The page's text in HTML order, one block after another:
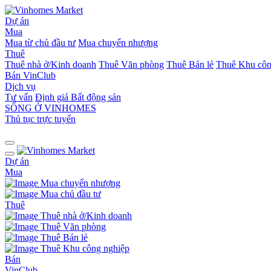
Dự án
Mua
Mua từ chủ đầu tư Mua chuyển nhượng
Thuê
Thuê nhà ở/Kinh doanh Thuê Văn phòng Thuê Bán lẻ Thuê Khu
Bán VinClub
Dịch vụ
Tư vấn Định giá Bất động sản
SỐNG Ở VINHOMES
Thủ tục trực tuyến
Dự án
Mua
Mua chuyển nhượng
Mua chủ đầu tư
Thuê
Thuê nhà ở/Kinh doanh
Thuê Văn phòng
Thuê Bán lẻ
Thuê Khu công nghiệp
Bán